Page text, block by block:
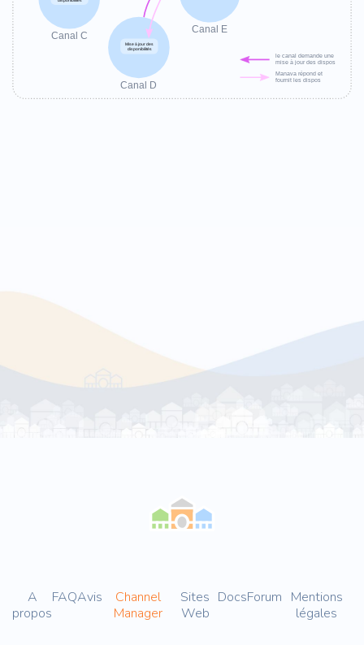
A
propos
FAQAvis
Channel
Manager
Sites
Web
DocsForum Mentions
légales